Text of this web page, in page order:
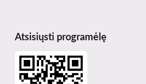
Atsisiųsti programėlę